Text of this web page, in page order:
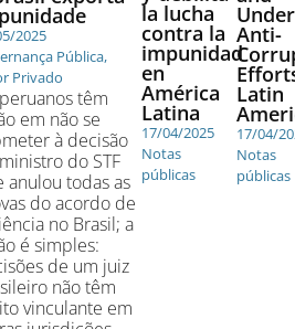
2025
Pública,
Privado
têm
em não se
à decisão
do STF
anulou todas as
do acordo de
no Brasil; a
é simples:
de um juiz
não têm
vinculante em
la lucha
contra la
impunidad
en
América
Latina
17/04/2025
Notas
públicas
Anti-
Latin
17/04/
Notas
públicas